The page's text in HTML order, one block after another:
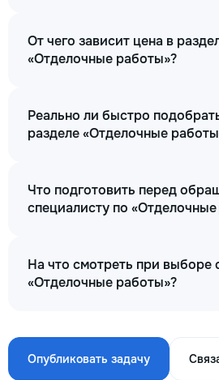
От чего зависит цена в
«Отделочные работы»?
Реально ли быстро
разделе «Отделочные
Что подготовить перед
специалисту по
На что смотреть при выборе
«Отделочные работы»?
Опубликовать задачу